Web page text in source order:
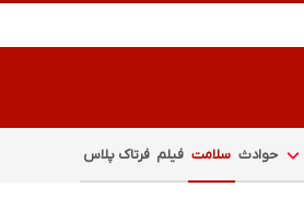
حوادث سلامت فیلم فرتاک پلاس